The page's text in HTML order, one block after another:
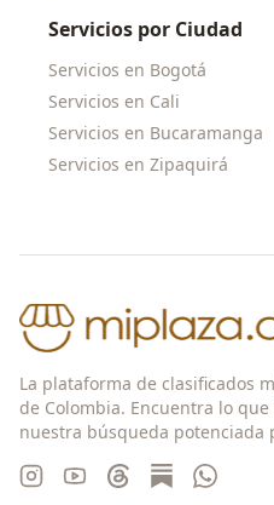
Servicios por Ciudad
Servicios en Bogotá
Servicios en Cali
Servicios en Bucaramanga
Servicios en Zipaquirá
La plataforma de clasificados
de Colombia. Encuentra lo que
nuestra búsqueda potenciada